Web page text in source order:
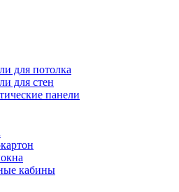
для потолка
для стен
панели
кабины